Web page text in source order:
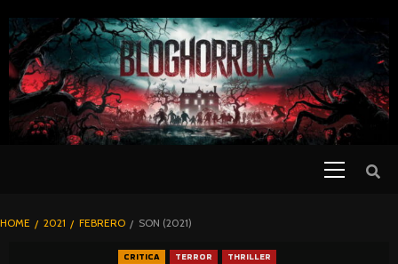
TO
CONTENT
BLOGHORROR
HOME 2021 FEBRERO SON (2021)
CRITICA TERROR THRILLER